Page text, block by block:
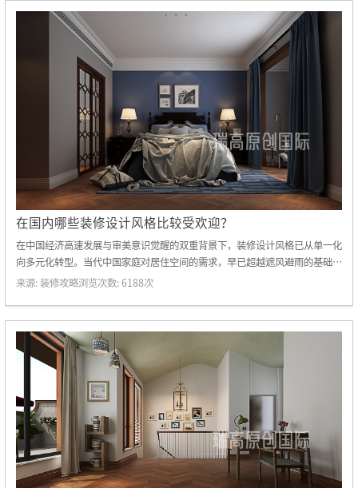
在国内哪些装修设计风格比较受欢迎？
在中国经济高速发展与审美意识觉醒的双重背景下，装修设计风格已从单一化
向多元化转型。当代中国家庭对居住空间的需求，早已超越遮风避雨的基础功
能，转而追求空间美学、文化表达与生活方式的深度契合。本文基于权威机构
来源: 装修攻略浏览次数: 6188次